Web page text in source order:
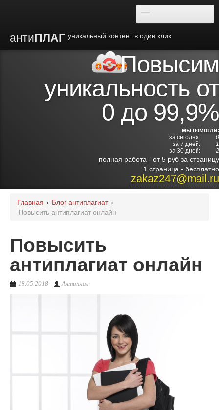
антиПЛАГ уникальный контент в один клик
Преимущества
Институты
Партнерам
О сервисе
Повысим
уникальность от
0 до 99,9%
мы помогли:
за сегодня:
0
за 7 дней:
1
за 30 дней:
2
полная работа - от 5 руб за страницу
1 страница - бесплатно
zakaz247@mail.ru
Главная › Блог антиплагиат ›
Повысить антиплагиат онлайн
Повысить
антиплагиат онлайн
18.05.2018 Антиплаг